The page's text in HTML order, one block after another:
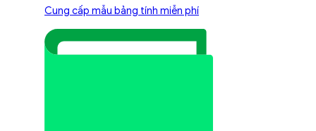
Cung cấp mẫu bảng tính miễn phí